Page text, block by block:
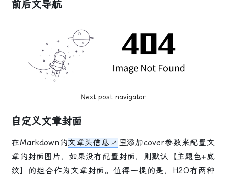
前后文导航
Next post navigator
自定义文章封面
在Markdown的文章头信息
里添加cover参数来配置文
章的封面图片，如果没有配置封面，则默认【主题色+底
纹】的组合作为文章封面。值得一提的是，H2O有两种